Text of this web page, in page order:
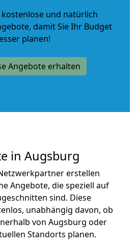
kostenlose und natürlich
, damit Sie Ihr Budget
planen!
Angebote erhalten
in Augsburg
erstellen
Angebote, die speziell auf
sind. Diese
unabhängig davon, ob
von Augsburg oder
Standorts planen.